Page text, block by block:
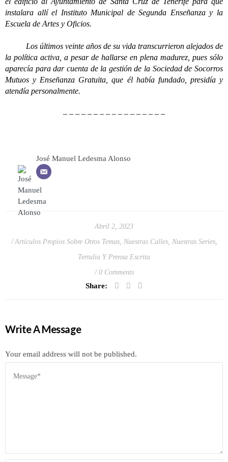
instalara allí el Instituto Municipal de Segunda Enseñanza y la
Escuela de Artes y Oficios.
Los últimos veinte años de su vida transcurrieron alejados de
la política activa, a pesar de hallarse en plena madurez, pues sólo
aparecía para dar cuenta de la gestión de la Sociedad de Socorros
Mutuos y Enseñanza Gratuita, que él había fundado, presidía y
atendía personalmente.
– – – – – – – – – – – – – – – – –
José Manuel Ledesma Alonso
Abril 2, 2023
Artículos Propios Sobre Otros Temas, Nuestras Calles, Nuestras Series,
Tertulia Y Prensa Escrita
0 Comments
Share:
Write A Message
Your email address will not be published.